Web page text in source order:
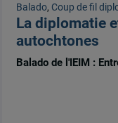
Balado, Coup de fil
La diplomatie
autochtones
Balado de l'IEIM :